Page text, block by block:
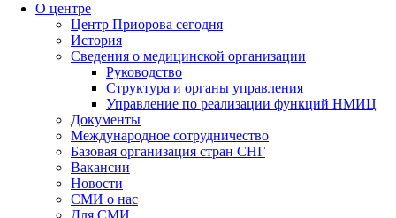
О центре
Центр Приорова сегодня
История
Сведения о медицинской организации
Руководство
Структура и органы управления
Управление по реализации функций НМИЦ
Документы
Международное сотрудничество
Базовая организация стран СНГ
Вакансии
Новости
СМИ о нас
Для СМИ